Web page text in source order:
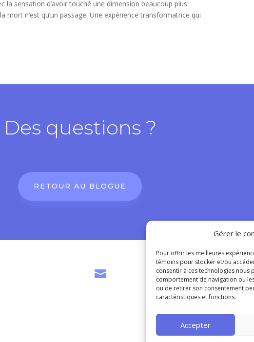
Gérer le
Pour offrir les meilleures
témoins pour stocker et/ou
consentir à ces technologies
comportement de navigation ou
ou de retirer son consentement
caractéristiques et fonctions.
Accepter
la sensation d’avoir touché une dimension beaucoup plus
mort n’est qu’un passage. Une expérience transformatrice qui
Des questions ?
RETOUR AU BLOGUE

S’abonner à